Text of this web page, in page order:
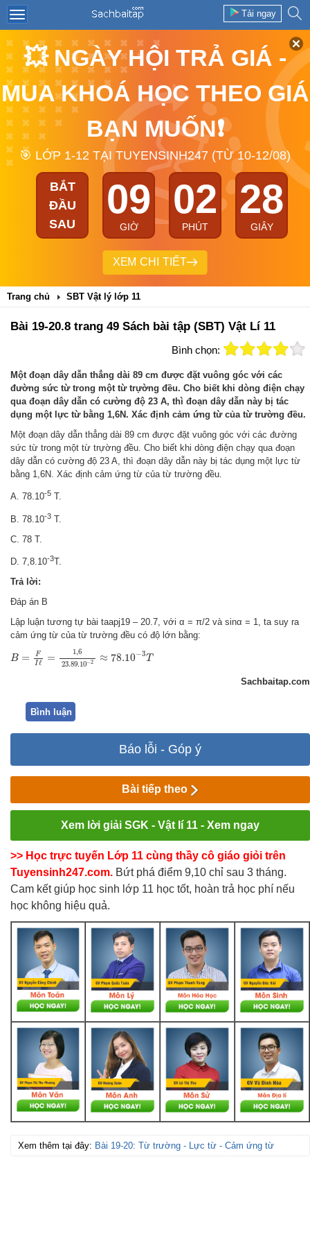
Tải ngay
💥 NGÀY HỘI TRẢ GIÁ -
MUA KHOÁ HỌC THEO GIÁ
BẠN MUỐN❗
🎯 LỚP 1-12 TẠI TUYENSINH247 (TỪ 10-12/08)
BẮT
ĐẦU
SAU
09
GIỜ
02
PHÚT
28
GIÂY
XEM CHI TIẾT
Trang chủ SBT Vật lý lớp 11
Bài 19-20.8 trang 49 Sách bài tập (SBT) Vật Lí 11
Bình chọn:
Một đoạn dây dẫn thẳng dài 89 cm được đặt vuông góc với các
đường sức từ trong một từ trựờng đều. Cho biết khi dòng điện chạy
qua đoạn dây dẫn có cường độ 23 A, thì đoạn dây dẫn này bị tác
dụng một lực từ bằng 1,6N. Xác định cảm ứng từ của từ trường đều.
Một đoạn dây dẫn thẳng dài 89 cm được đặt vuông góc với các đường
sức từ trong một từ trựờng đều. Cho biết khi dòng điện chạy qua đoạn
dây dẫn có cường độ 23 A, thì đoạn dây dẫn này bị tác dụng một lực từ
bằng 1,6N. Xác định cảm ứng từ của từ trường đều.
A. 78.10-5 T.
B. 78.10-3 T.
C. 78 T.
D. 7,8.10-3T.
Trả lời:
Đáp án B
Lập luận tương tự bài taapj19 – 20.7, với α = π/2 và sinα = 1, ta suy ra
cảm ứng từ của từ trường đều có độ lớn bằng:
B =
F
Iℓ = 1,6
23.89.10−2 ≈ 78.10−3T
= 23.89.10 −3
Sachbaitap.com
Bình luận
Báo lỗi - Góp ý
Bài tiếp theo
Xem lời giải SGK - Vật lí 11 - Xem ngay
>> Học trực tuyến Lớp 11 cùng thầy cô giáo giỏi trên
Tuyensinh247.com. Bứt phá điểm 9,10 chỉ sau 3 tháng.
Cam kết giúp học sinh lớp 11 học tốt, hoàn trả học phí nếu
học không hiệu quả.
Xem thêm tại đây: Bài 19-20: Từ trường - Lực từ - Cảm ứng từ